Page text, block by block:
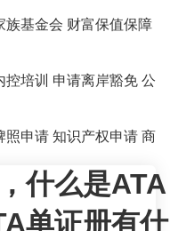
族基金会 财富保值保障
控培训 申请离岸豁免 公
照申请 知识产权申请 商
什么是ATA
单证册有什